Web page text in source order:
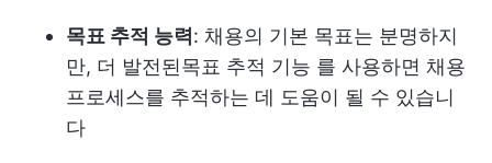
목표 추적 능력 : 채용의 기본 목표는 분명하지
만, 더 발전된목표 추적 기능 를 사용하면 채용
프로세스를 추적하는 데 도움이 될 수 있습니
다